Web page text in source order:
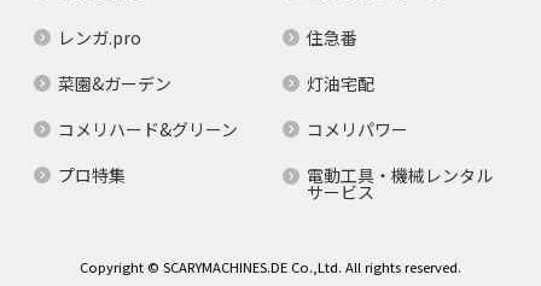
レンガ.pro
住急番
菜園&ガーデン
灯油宅配
コメリハード&グリーン
コメリパワー
プロ特集
電動工具・機械レンタル
サービス
Copyright © SCARYMACHINES.DE Co.,Ltd. All rights reserved.